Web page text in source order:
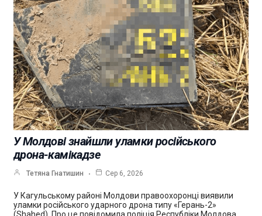
У Молдові знайшли уламки російського
дрона-камікадзе
Тетяна Гнатишин Сер 6, 2026
У Кагульському районі Молдови правоохоронці виявили
уламки російського ударного дрона типу «Герань-2»